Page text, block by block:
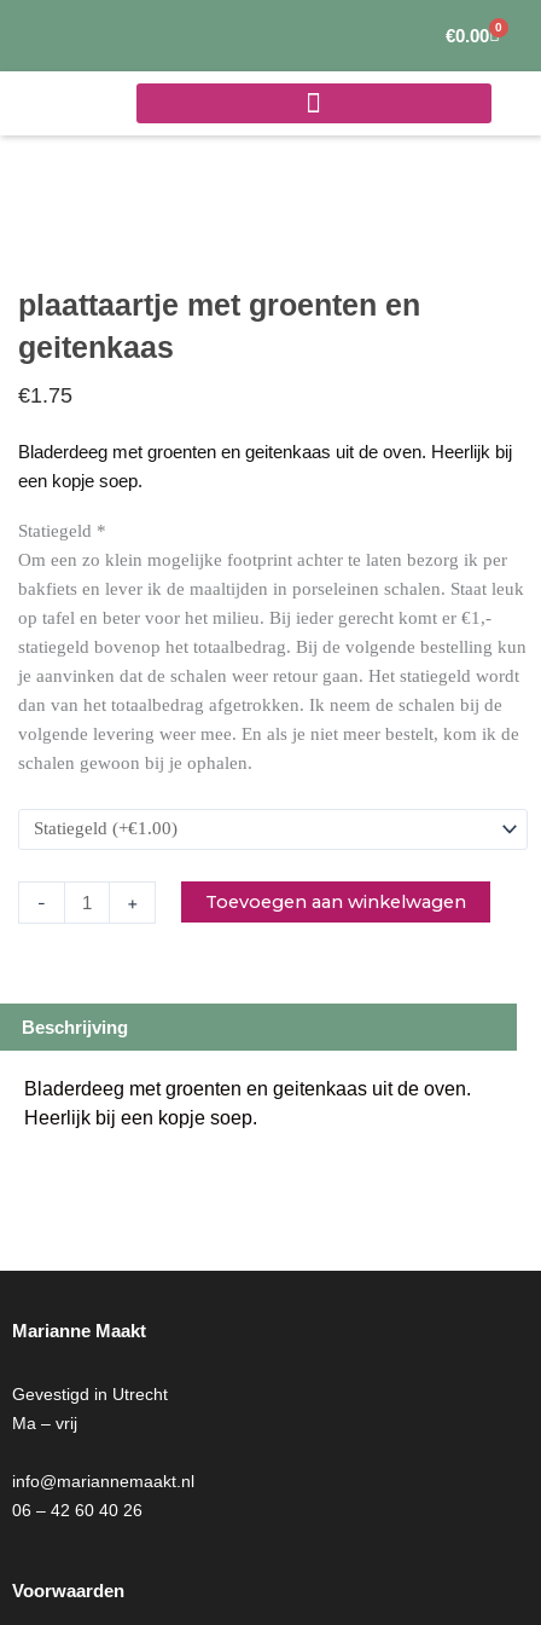
de
€0.00 0
plaattaartje met groenten en
geitenkaas
€1.75
Bladerdeeg met groenten en geitenkaas uit de oven. Heerlijk bij
een kopje soep.
Statiegeld *
Om een zo klein mogelijke footprint achter te laten bezorg ik per
bakfiets en lever ik de maaltijden in porseleinen schalen. Staat leuk
op tafel en beter voor het milieu. Bij ieder gerecht komt er €1,-
statiegeld bovenop het totaalbedrag. Bij de volgende bestelling kun
je aanvinken dat de schalen weer retour gaan. Het statiegeld wordt
dan van het totaalbedrag afgetrokken. Ik neem de schalen bij de
volgende levering weer mee. En als je niet meer bestelt, kom ik de
schalen gewoon bij je ophalen.
-
plaattaartje
met
groenten
en
geitenkaas
aantal
+ Toevoegen aan winkelwagen
Beschrijving
Bladerdeeg met groenten en geitenkaas uit de oven.
Heerlijk bij een kopje soep.
Marianne Maakt
Gevestigd in Utrecht
Ma – vrij
info@mariannemaakt.nl
06 – 42 60 40 26
Voorwaarden